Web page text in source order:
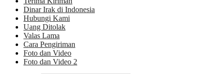
Dinar Irak di Indonesia
Hubungi Kami
Uang Ditolak
Valas Lama
Cara Pengiriman
Foto dan Video
Foto dan Video 2